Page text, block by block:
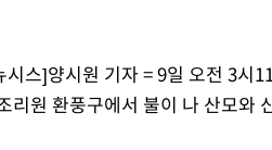
시스]양시원 기자 = 9일 오전 3시
리원 환풍구에서 불이 나 산모와